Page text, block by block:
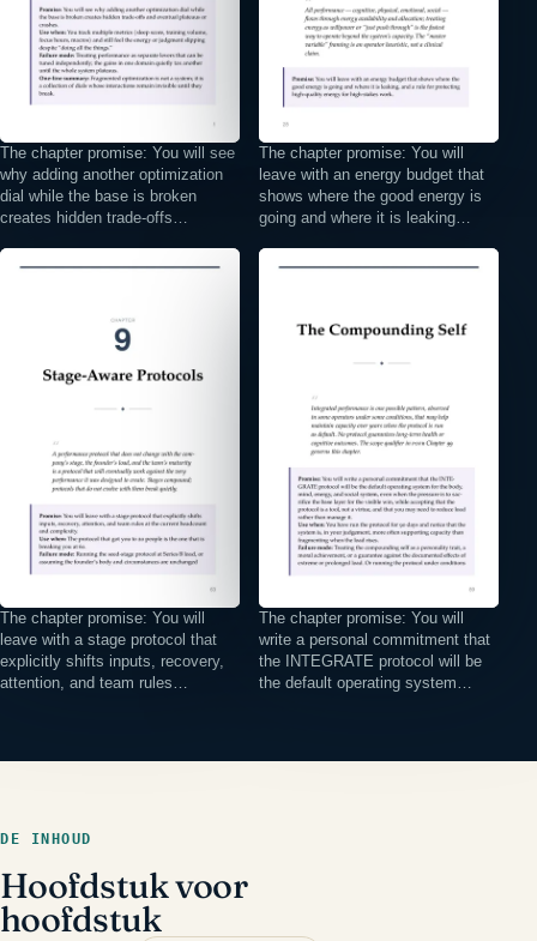
The chapter promise: You will see
why adding another optimization
dial while the base is broken
creates hidden trade-offs…
The chapter promise: You will
leave with an energy budget that
shows where the good energy is
going and where it is leaking…
The chapter promise: You will
leave with a stage protocol that
explicitly shifts inputs, recovery,
attention, and team rules…
The chapter promise: You will
write a personal commitment that
the INTEGRATE protocol will be
the default operating system…
DE INHOUD
Hoofdstuk voor
hoofdstuk